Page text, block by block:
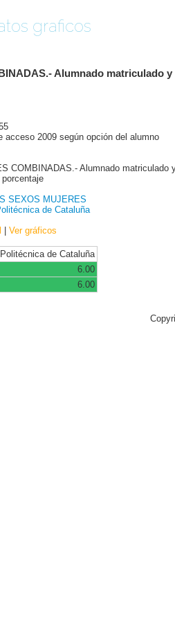
graficos
Alumnado
acceso 2009 según opción del alumno
COMBINADAS.- Alumnado matriculado
SEXOS MUJERES
de Cataluña
| Ver gráficos
Politécnica de Cataluña
6.00
6.00